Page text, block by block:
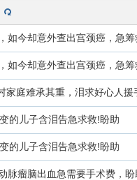
如今却意外查出宫颈癌，急
如今却意外查出宫颈癌，急
家庭难承其重，泪求好心人援
的儿子含泪告急求救!盼助
的儿子含泪告急求救!盼助
脉瘤脑出血急需要手术费，盼